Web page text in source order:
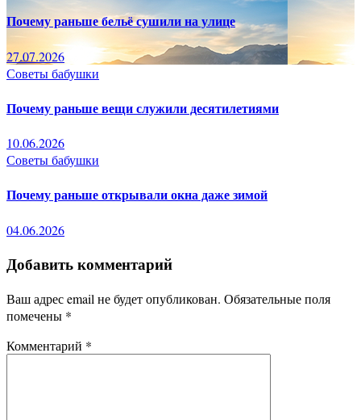
Почему раньше бельё сушили на улице
27.07.2026
Советы бабушки
Почему раньше вещи служили десятилетиями
10.06.2026
Советы бабушки
Почему раньше открывали окна даже зимой
04.06.2026
Добавить комментарий
Ваш адрес email не будет опубликован. Обязательные поля
помечены *
Комментарий *